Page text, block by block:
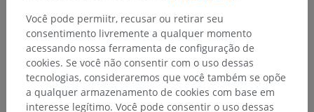
Você pode permiitr, recusar ou retirar seu
consentimento livremente a qualquer momento
acessando nossa ferramenta de configuração de
cookies. Se você não consentir com o uso dessas
tecnologias, consideraremos que você também se opõe
a qualquer armazenamento de cookies com base em
interesse legítimo. Você pode consentir o uso dessas